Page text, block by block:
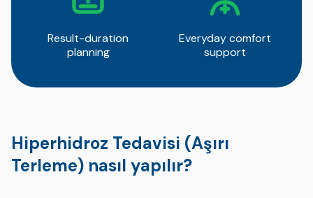
Result-duration
planning
Everyday comfort
support
Hiperhidroz Tedavisi (Aşırı
Terleme) nasıl yapılır?